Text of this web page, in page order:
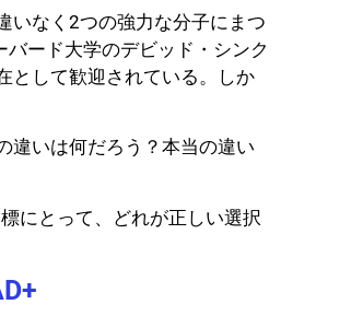
いなく2つの強力な分子にまつ
ード大学のデビッド・シンク
として歓迎されている。しか
違いは何だろう？本当の違い
にとって、どれが正しい選択